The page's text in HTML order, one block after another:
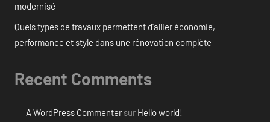
modernisé
Quels types de travaux permettent d’allier économie,
performance et style dans une rénovation complète
Recent Comments
A WordPress Commentersur Hello world!